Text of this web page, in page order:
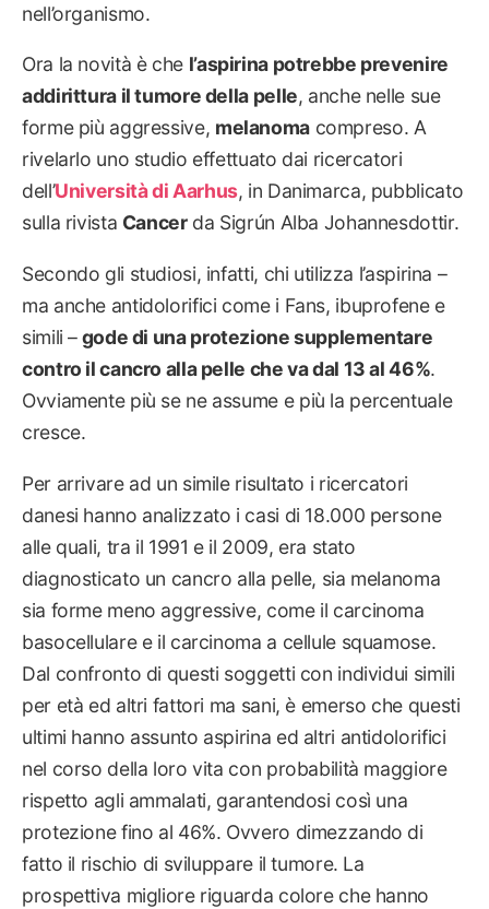
nell’organismo.
Ora la novità è che l’aspirina potrebbe prevenire
addirittura il tumore della pelle, anche nelle sue
forme più aggressive, melanomacompreso. A
rivelarlo uno studio effettuato dai ricercatori
dell’Università di Aarhus, in Danimarca, pubblicato
sulla rivista Cancerda Sigrún Alba Johannesdottir.
Secondo gli studiosi, infatti, chi utilizza l’aspirina –
ma anche antidolorifici come i Fans, ibuprofene e
simili –gode di una protezione supplementare
contro il cancro alla pelle che va dal 13 al 46%.
Ovviamente più se ne assume e più la percentuale
cresce.
Per arrivare ad un simile risultato i ricercatori
danesi hanno analizzato i casi di 18.000 persone
alle quali, tra il 1991 e il 2009, era stato
diagnosticato un cancro alla pelle, sia melanoma
sia forme meno aggressive, come il carcinoma
basocellulare e il carcinoma a cellule squamose.
Dal confronto di questi soggetti con individui simili
per età ed altri fattori ma sani, è emerso che questi
ultimi hanno assunto aspirina ed altri antidolorifici
nel corso della loro vita con probabilità maggiore
rispetto agli ammalati, garantendosi così una
protezione fino al 46%. Ovvero dimezzando di
fatto il rischio di sviluppare il tumore. La
prospettiva migliore riguarda colore che hanno